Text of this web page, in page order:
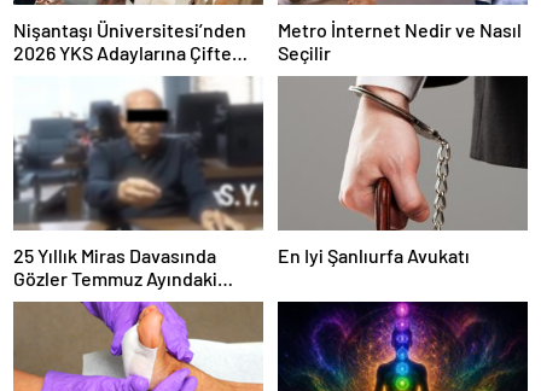
Nişantaşı Üniversitesi’nden
2026 YKS Adaylarına Çifte
Güvence: Sabit Ücret ve
Kesintisiz Burs
Metro İnternet Nedir ve Nasıl
Seçilir
25 Yıllık Miras Davasında
Gözler Temmuz Ayındaki
Karar Duruşmasına Çevrildi
En Iyi Şanlıurfa Avukatı